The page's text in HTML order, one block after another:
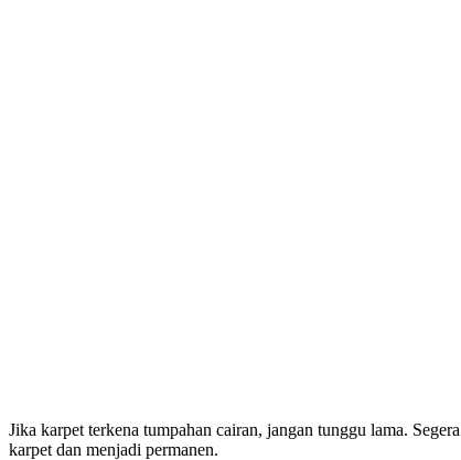
Jika karpet terkena tumpahan cairan, jangan tunggu lama.
karpet dan menjadi permanen.